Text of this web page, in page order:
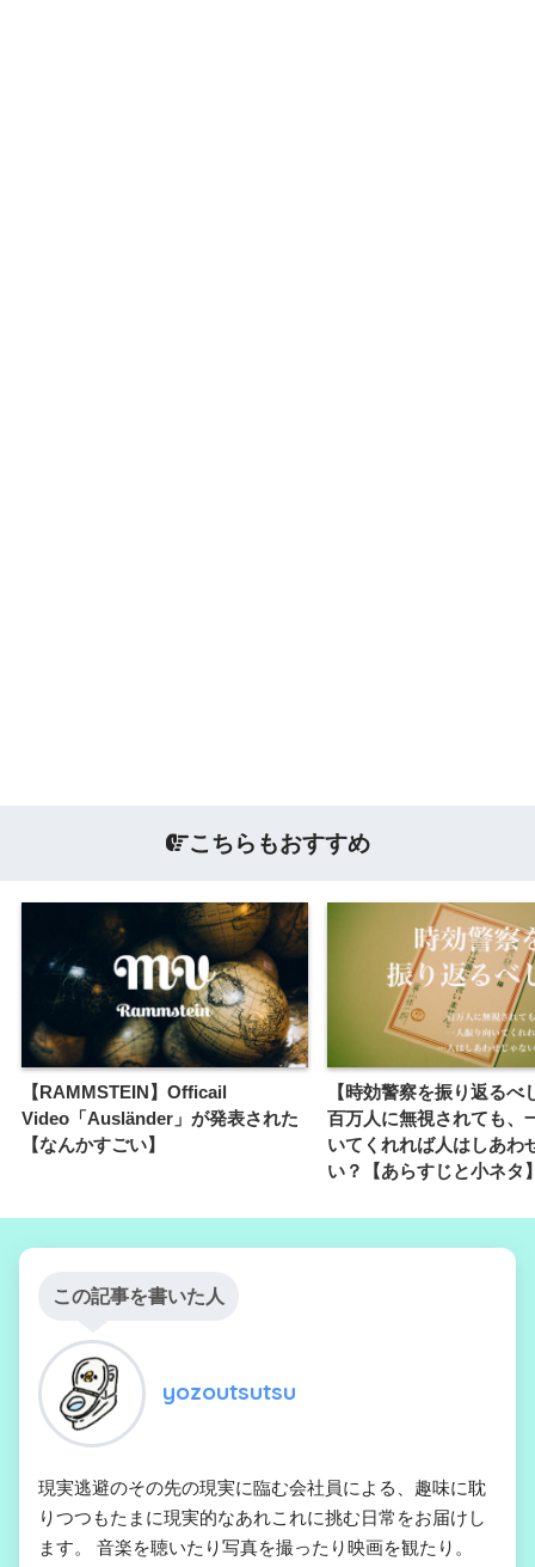
こちらもおすすめ
【RAMMSTEIN】Officail
Video「Ausländer」が発表された
【なんかすごい】
【時効警察を振り返るべ
百万人に無視されても、
いてくれれば人はしあ
い？【あらすじと小ネタ
この記事を書いた人
yozoutsutsu
現実逃避のその先の現実に臨む会社員による、趣味に耽
りつつもたまに現実的なあれこれに挑む日常をお届けし
ます。 音楽を聴いたり写真を撮ったり映画を観たり。